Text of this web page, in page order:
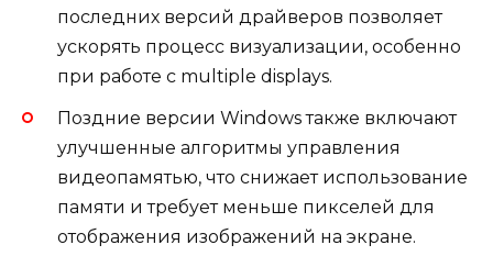
последних версий драйверов позволяет
ускорять процесс визуализации, особенно
при работе с multiple displays.
Поздние версии Windows также включают
улучшенные алгоритмы управления
видеопамятью, что снижает использование
памяти и требует меньше пикселей для
отображения изображений на экране.